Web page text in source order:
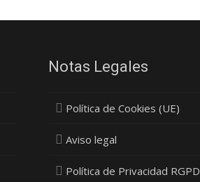
Notas Legales
Política de Cookies (UE)
Aviso legal
Política de Privacidad RGPD